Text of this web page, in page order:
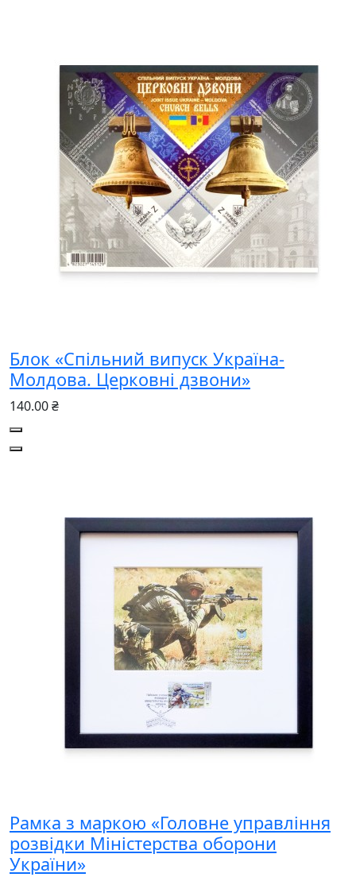
Блок «Спільний випуск Україна-
Молдова. Церковні дзвони»
140.00 ₴
Рамка з маркою «Головне управління
розвідки Міністерства оборони
України»